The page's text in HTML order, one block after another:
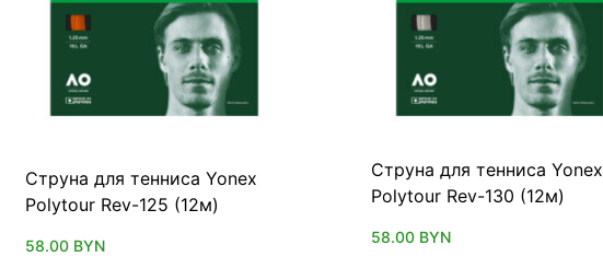
Струна для тенниса Yonex
Polytour Rev-125 (12м)
58.00 BYN
Струна для тенниса Yonex
Polytour Rev-130 (12м)
58.00 BYN